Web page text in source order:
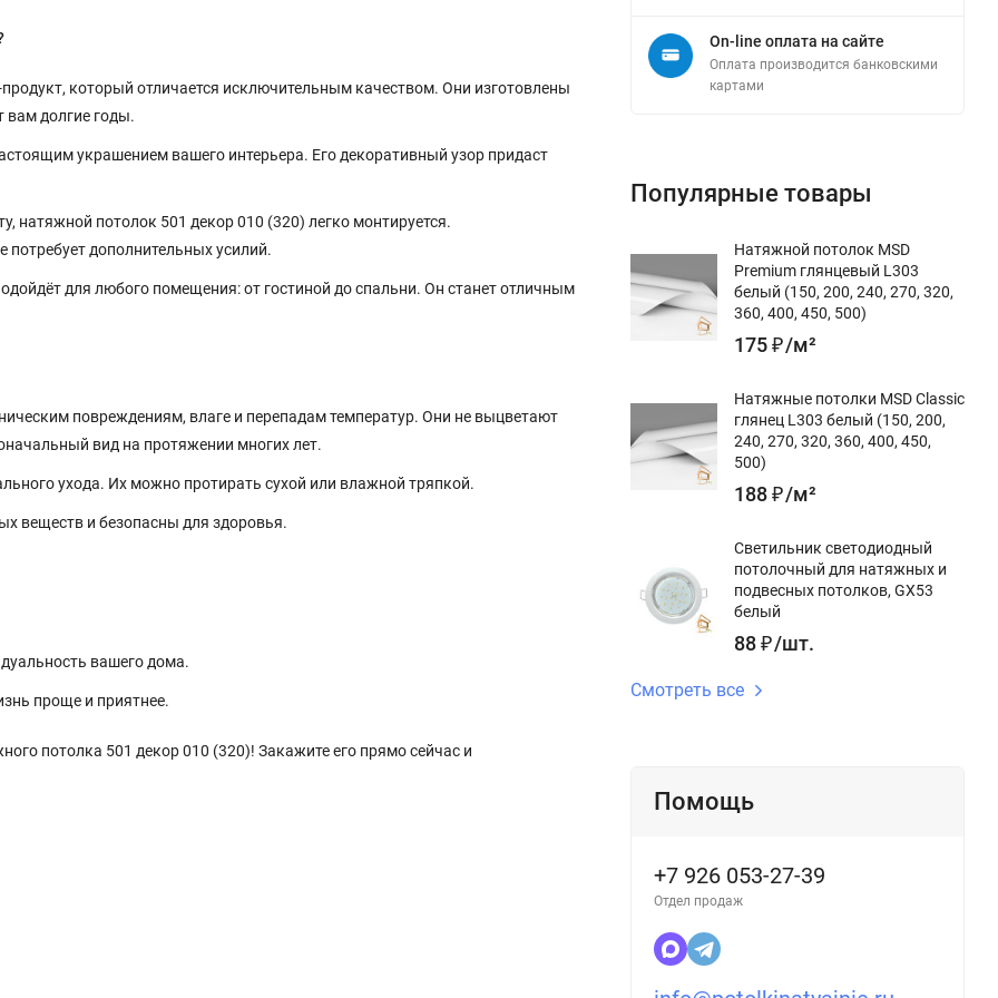
который отличается исключительным качеством. Они изготовлены
вам долгие годы.
украшением вашего интерьера. Его декоративный узор придаст
натяжной потолок 501 декор 010 (320) легко монтируется.
дополнительных усилий.
для любого помещения: от гостиной до спальни. Он станет отличным
повреждениям, влаге и перепадам температур. Они не выцветают
вид на протяжении многих лет.
ухода. Их можно протирать сухой или влажной тряпкой.
веществ и безопасны для здоровья.
вашего дома.
проще и приятнее.
потолка 501 декор 010 (320)! Закажите его прямо сейчас и
On-line оплата на сайте
Оплата производится банковскими
картами
Популярные товары
Натяжной потолок MSD
Premium глянцевый L303
белый (150, 200, 240, 270, 320,
360, 400, 450, 500)
175₽/м²
Натяжные потолки MSD Classic
глянец L303 белый (150, 200,
240, 270, 320, 360, 400, 450,
500)
188₽/м²
Светильник светодиодный
потолочный для натяжных и
подвесных потолков, GX53
белый
88₽/шт.
Смотреть все
Помощь
+7 926 053-27-39
Отдел продаж